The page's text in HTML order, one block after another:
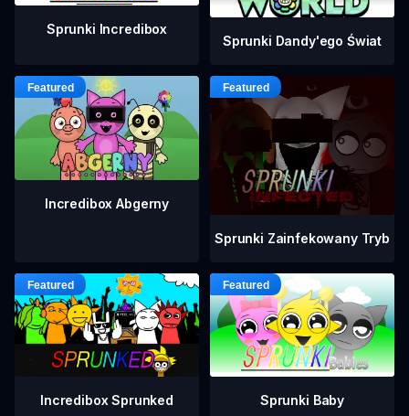
Sprunki Incredibox
Sprunki Dandy'ego Świat
Incredibox Abgerny
Sprunki Zainfekowany Tryb
Incredibox Sprunked Sprunki Baby